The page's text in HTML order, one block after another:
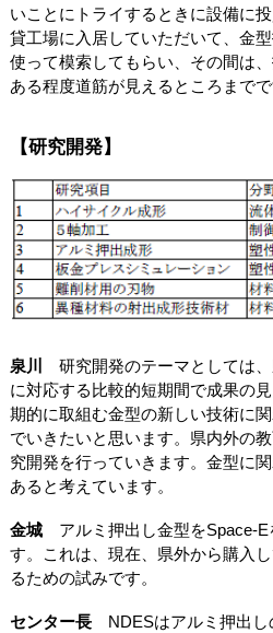
いことにトライするときに設備に
貸工場に入居していただいて、金
使って模索してもらい、その間は
ある程度道筋が見えるところまでで
【研究開発】
泉川
研究開発のテーマとしては
に対応する比較的短期間で成果の
期的に取組む金型の新しい技術に
でいきたいと思います。県内外の
究開発を行っていきます。金型に
あると考えています。
金城アルミ押出し金型をSpace-E
す。これは、現在、県外から購入
るための試みです。
センター長NDESはアルミ押出し